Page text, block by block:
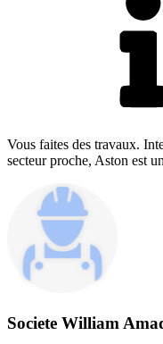
Vous faites des travaux.
secteur proche, Aston est
Societe William